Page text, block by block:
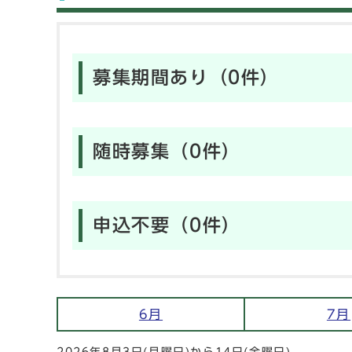
募集期間あり（0件）
随時募集（0件）
申込不要（0件）
6月 7月